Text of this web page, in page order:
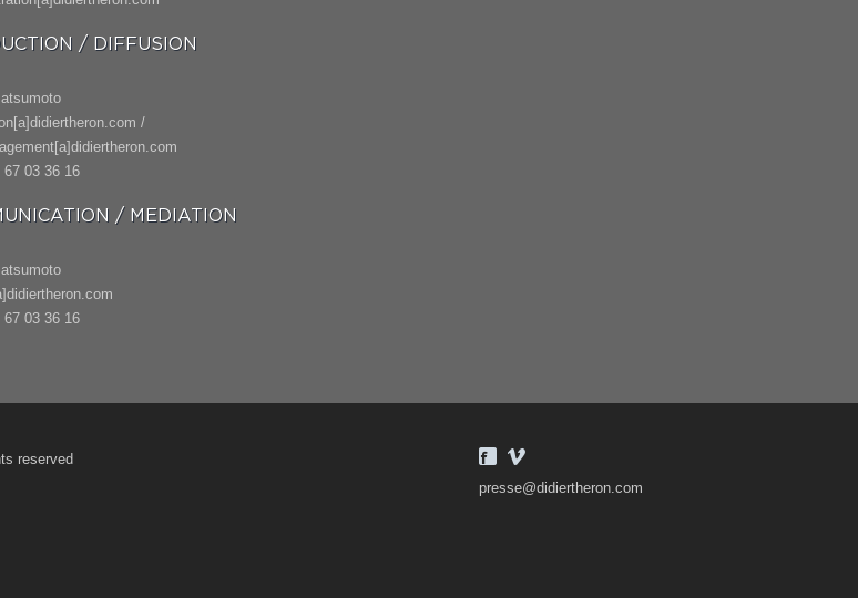
/ DIFFUSION
/
67 03 36 16
/ MEDIATION
67 03 36 16
reserved
presse@didiertheron.com